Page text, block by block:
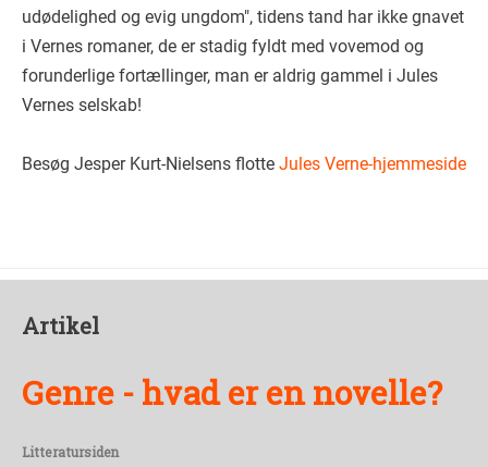
udødelighed og evig ungdom", tidens tand har ikke gnavet
i Vernes romaner, de er stadig fyldt med vovemod og
forunderlige fortællinger, man er aldrig gammel i Jules
Vernes selskab!
Besøg Jesper Kurt-Nielsens flotte Jules Verne-hjemmeside
Artikel
Genre - hvad er en novelle?
Litteratursiden